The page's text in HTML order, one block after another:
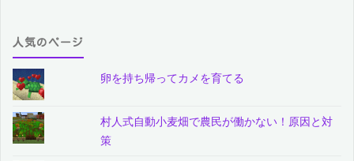
人気のページ
卵を持ち帰ってカメを育てる
村人式自動小麦畑で農民が働かない！原因と対
策